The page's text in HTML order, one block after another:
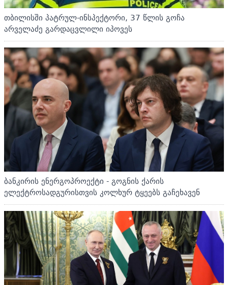
თბილისში პატრულ-ინსპექტორი, 37 წლის გოჩა
არველაძე გარდაცვლილი იპოვეს
ბანკირის ენერგოპროექტი - გოგნის ქარის
ელექტროსადგურისთვის კოლხურ ტყეებს გაჩეხავენ